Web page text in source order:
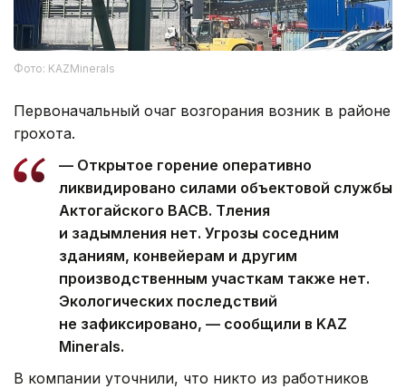
Фото: KAZMinerals
Первоначальный очаг возгорания возник в районе
грохота.
— Открытое горение оперативно
ликвидировано силами объектовой службы
Актогайского ВАСВ. Тления
и задымления нет. Угрозы соседним
зданиям, конвейерам и другим
производственным участкам также нет.
Экологических последствий
не зафиксировано, — сообщили в KAZ
Minerals.
В компании уточнили, что никто из работников